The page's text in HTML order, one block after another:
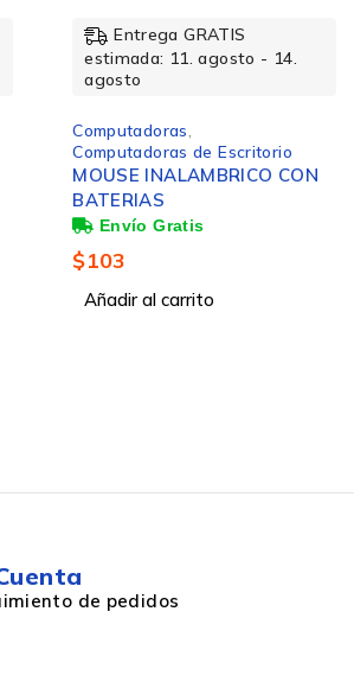
Entrega GRATIS
estimada: 11. agosto - 14.
agosto
Computadoras
Computadoras de Escritorio
Gabinete Game Factor
CSG570, Midi-Tower, Micro-
ATX/Mini-ITX, USB 2.0/3.0,
sin Fuente, sin Ventiladores
Instalados, Negro
$1,211
Añadir al carrito
de pedidos